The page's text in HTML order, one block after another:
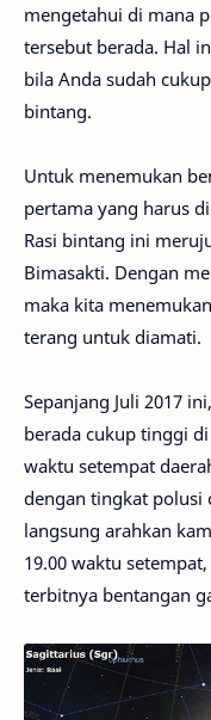
mengetahui di mana
tersebut berada. Hal
bila Anda sudah
bintang.
Untuk menemukan
pertama yang harus
Rasi bintang ini
Bimasakti. Dengan
maka kita
terang untuk diamati.
Sepanjang Juli 2017
berada cukup tinggi
waktu setempat
dengan tingkat polusi
langsung arahkan
19.00 waktu
terbitnya bentangan